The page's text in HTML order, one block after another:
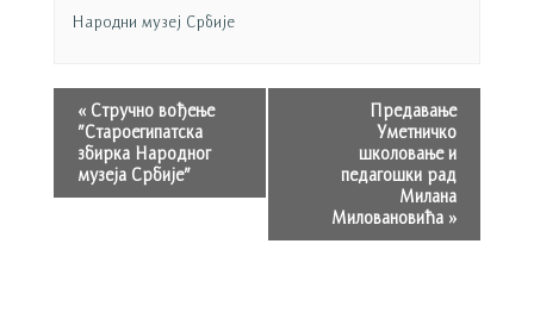
Народни музеј Србије
«Стручно вођење
”Староегипатска
збирка Народног
музеја Србије”
Предавање
Уметничко
школовање и
педагошки рад
Милана
Миловановића »